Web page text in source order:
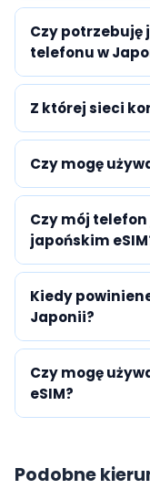
Czy potrzebuję
telefonu w
Z której sieci
Czy mogę
Czy mój
japońskim
Kiedy
Japonii?
Czy mogę
eSIM?
Podobne